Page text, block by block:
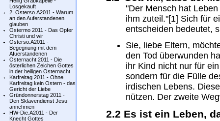
Losgekauft
2. Osterso.A2011 - Warum
an den Auferstandenen
glauben
Ostermo 2011 - Das Opfer
Christi und wir
Osterso.A2011 -
Begegnung mit dem
Afuerstandenen
Osternacht 2011 - Die
österlichen Zeichen Gottes
in der heiligen Osternacht
Karfreitag 2011 - Ohne
Karfreitag kein Ostern - das
Gericht der Liebe
Gründonnerstag 2011 -
Den Sklavendienst Jesu
annehmen
HW-Die.A2011 - Der
Knecht Gottes
"Der Mensch hat
ihm zuteil."[1] Sich für
entscheiden bedeutet,
Sie, liebe Eltern,
den Tod überwunden
ihr Kind nicht nur für
sondern für die Fülle
irdischen Lebens.
nützen. Der zweite
2.2 Es ist ein Leben,